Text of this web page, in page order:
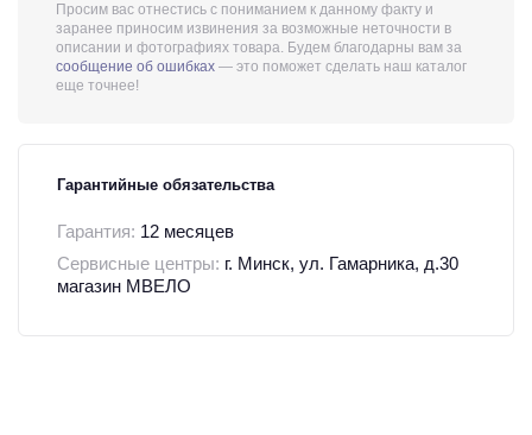
Просим вас отнестись с пониманием к данному факту и
заранее приносим извинения за возможные неточности в
описании и фотографиях товара. Будем благодарны вам за
сообщение об ошибках — это поможет сделать наш каталог
еще точнее!
Гарантийные обязательства
Гарантия: 12 месяцев
Сервисные центры: г. Минск, ул. Гамарника, д.30
магазин МВЕЛО